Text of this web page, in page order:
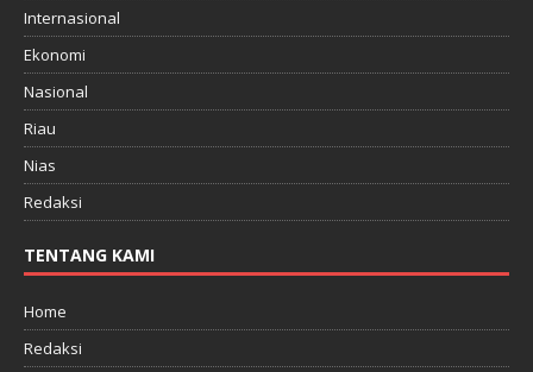
Internasional
Ekonomi
Nasional
Riau
Nias
Redaksi
TENTANG KAMI
Home
Redaksi